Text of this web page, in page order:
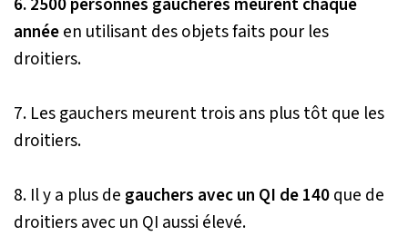
annéeen utilisant des objets faits pour les
droitiers.
7. Les gauchers meurent trois ans plus tôt que les
droitiers.
8. Il y a plus de gauchers avec un QI de 140que de
droitiers avec un QI aussi élevé.